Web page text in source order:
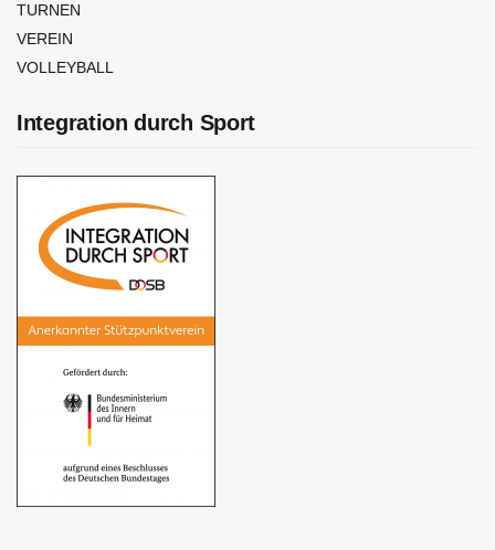
TURNEN
VEREIN
VOLLEYBALL
Integration durch Sport